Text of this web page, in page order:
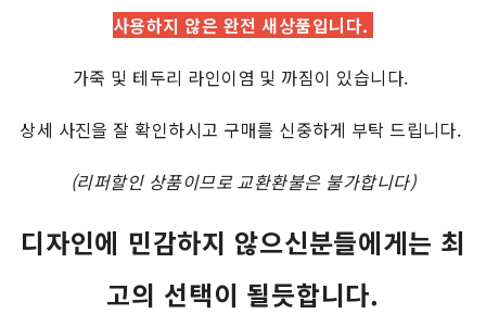
사용하지 않은 완전 새상품입니다.
가죽 및 테두리 라인이염 및 까짐이 있습니다.
상세 사진을 잘 확인하시고 구매를 신중하게 부탁 드립니다.
(리퍼할인 상품이므로 교환환불은 불가합니다)
디자인에 민감하지 않으신분들에게는 최
고의 선택이 될듯합니다.